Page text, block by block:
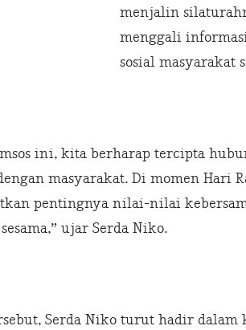
menjalin
menggali
sosial masyarakat
ini, kita berharap tercipta
masyarakat. Di momen Hari
pentingnya nilai-nilai
ujar Serda Niko.
Serda Niko turut hadir dalam